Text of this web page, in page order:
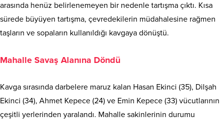
arasında henüz belirlenemeyen bir nedenle tartışma çıktı. Kısa
sürede büyüyen tartışma, çevredekilerin müdahalesine rağmen
taşların ve sopaların kullanıldığı kavgaya dönüştü.
Mahalle Savaş Alanına Döndü
Kavga sırasında darbelere maruz kalan Hasan Ekinci (35), Dilşah
Ekinci (34), Ahmet Kepece (24) ve Emin Kepece (33) vücutlarının
çeşitli yerlerinden yaralandı. Mahalle sakinlerinin durumu